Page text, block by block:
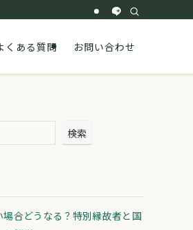
くある質問 お問い合わせ
検索
合どうなる？特別縁故者と国